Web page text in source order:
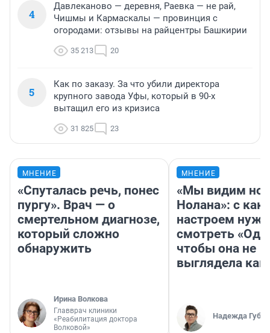
4
Давлеканово — деревня, Раевка — не рай,
Чишмы и Кармаскалы — провинция с
огородами: отзывы на райцентры Башкирии
35 213 20
5
Как по заказу. За что убили директора
крупного завода Уфы, который в 90-х
вытащил его из кризиса
31 825 23
МНЕНИЕ
«Спуталась речь, понес
пургу». Врач — о
смертельном диагнозе,
который сложно
обнаружить
Ирина Волкова
Главврач клиники
«Реабилитация доктора
Волковой»
МНЕНИЕ
«Мы видим
Нолана»: с
настроем
смотреть
чтобы она не
выглядела как
Надежда